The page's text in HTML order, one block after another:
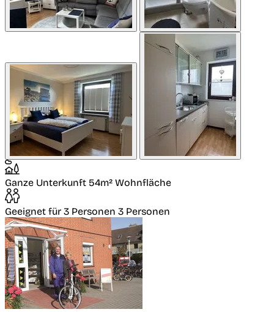
Ganze Unterkunft 54m² Wohnfläche
Geeignet für 3 Personen 3 Personen